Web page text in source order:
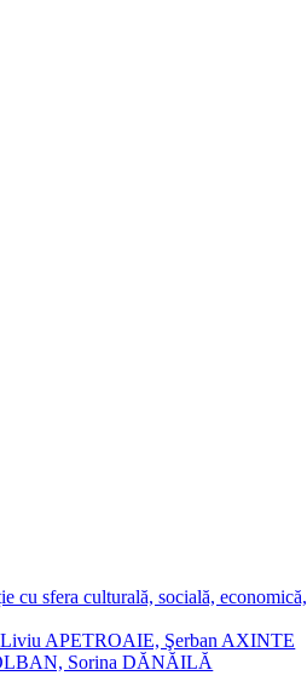
cu sfera culturală, socială, economică,
Liviu APETROAIE, Şerban AXINTE
Sorina DĂNĂILĂ